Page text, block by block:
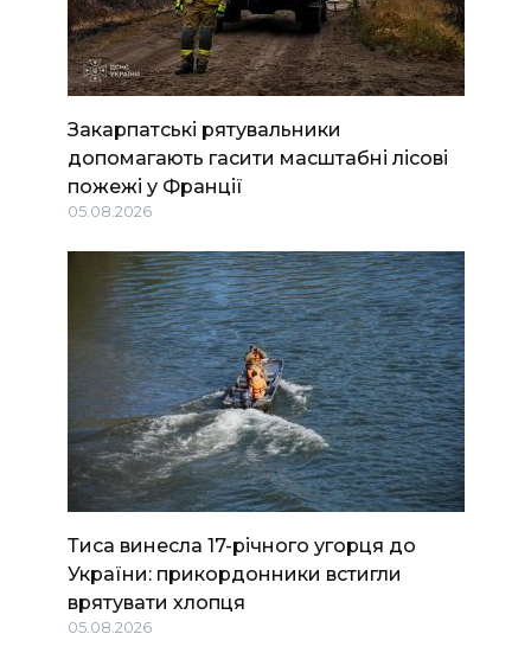
Закарпатські рятувальники
допомагають гасити масштабні лісові
пожежі у Франції
05.08.2026
Тиса винесла 17-річного угорця до
України: прикордонники встигли
врятувати хлопця
05.08.2026